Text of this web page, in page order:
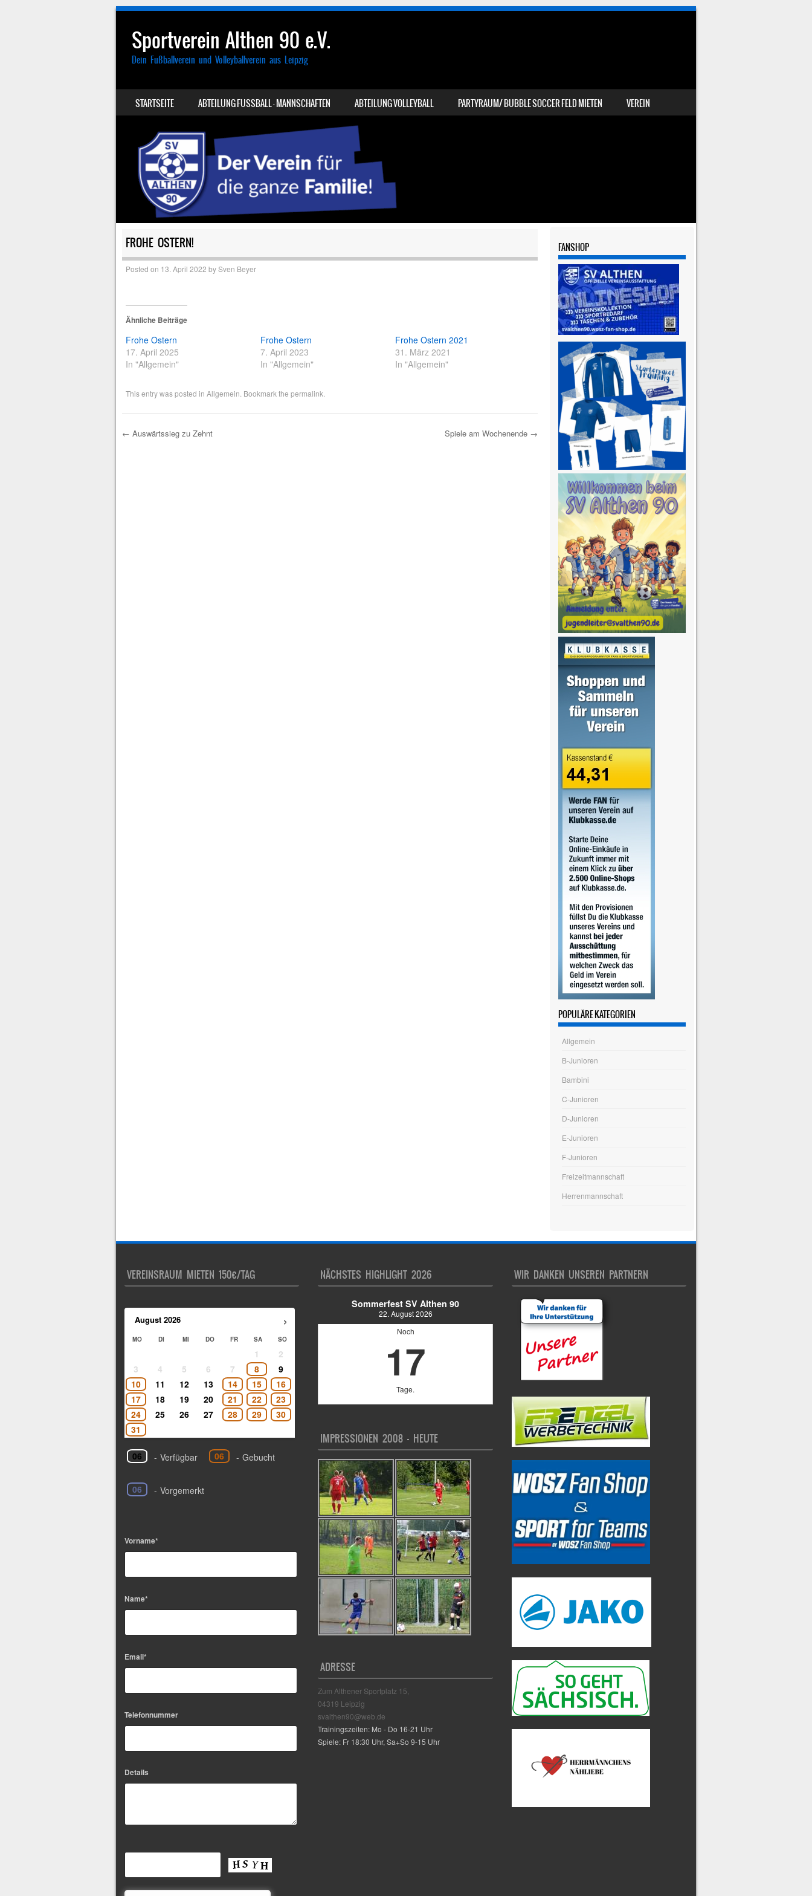
Sportverein Althen 90 e.V.
Dein Fußballverein und Volleyballverein aus Leipzig
MENU
SKIP TO CONTENT
STARTSEITE ABTEILUNG FUSSBALL – MANNSCHAFTEN ABTEILUNG VOLLEYBALL PARTYRAUM/ BUBBLE SOCCER FELD MIETEN VEREIN
FROHE OSTERN!
Posted on 13. April 2022 bySven Beyer
Ähnliche Beiträge
Frohe Ostern
17. April 2025
In "Allgemein"
Frohe Ostern
7. April 2023
In "Allgemein"
Frohe Ostern 2021
31. März 2021
In "Allgemein"
This entry was posted in Allgemein . Bookmark the permalink
← Auswärtssieg zu Zehnt Spiele am Wochenende →
FANSHOP
POPULÄRE KATEGORIEN
Allgemein
B-Junioren
Bambini
C-Junioren
D-Junioren
E-Junioren
F-Junioren
Freizeitmannschaft
Herrenmannschaft
VEREINSRAUM MIETEN 150€/TAG
›
August 2026
MO DI MI DO FR SA SO
1
2
3
4 5 6 7 8
9
10
11 12 13 14 15
16
17
18 19 20 21 22
23
24
25 26 27 28 29
30
31
06 - Verfügbar 06 - Gebucht
06 - Vorgemerkt
Vorname*
Name*
Email*
Telefonnummer
Details
NÄCHSTES HIGHLIGHT 2026
Sommerfest SV Althen 90
22. August 2026
Noch
17
Tage.
IMPRESSIONEN 2008 – HEUTE
ADRESSE
Zum Althener Sportplatz 15,
04319 Leipzig
svalthen90@web.de
Trainingszeiten: Mo - Do 16-21 Uhr
Spiele: Fr 18:30 Uhr, Sa+So 9-15 Uhr
WIR DANKEN UNSEREN PARTNERN